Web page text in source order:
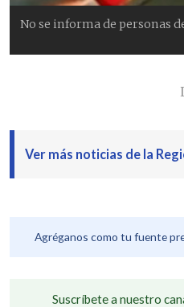
No se informa de personas
Ver más noticias de la
Agréganos como tu fuente
Suscríbete a nuestro